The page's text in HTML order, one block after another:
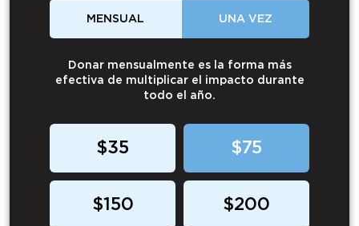
MENSUAL UNA VEZ
Donar mensualmente es la forma más
efectiva de multiplicar el impacto durante
todo el año.
$35 $75
$150 $200